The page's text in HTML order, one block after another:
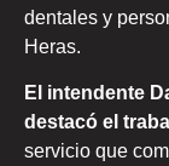
dentales y
Heras.
El intendente
destacó el
servicio que